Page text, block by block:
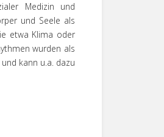
Medizin und
und Seele als
etwa Klima oder
wurden als
kann u.a. dazu